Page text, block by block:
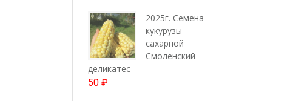
2025г. Семена
кукурузы
сахарной
Смоленский
деликатес
50 ₽